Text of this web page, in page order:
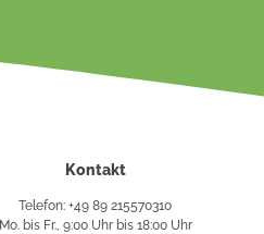
Kontakt
Telefon: +49 89 215570310
Mo. bis Fr., 9:00 Uhr bis 18:00 Uhr